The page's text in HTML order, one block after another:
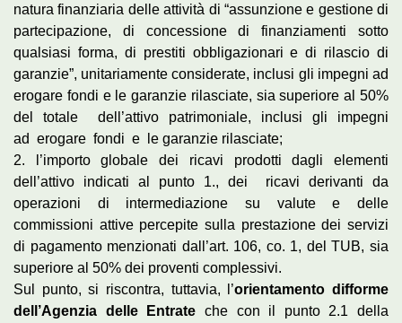
natura finanziaria delle attività di “assunzione e gestione di
partecipazione, di concessione di finanziamenti sotto
qualsiasi forma, di prestiti obbligazionari e di rilascio di
garanzie”, unitariamente considerate, inclusi gli impegni ad
erogare fondi e le garanzie rilasciate, sia superiore al 50%
del totale dell’attivo patrimoniale, inclusi gli impegni
ad erogare fondi e le garanzie rilasciate;
2. l’importo globale dei ricavi prodotti dagli elementi
dell’attivo indicati al punto 1., dei ricavi derivanti da
operazioni di intermediazione su valute e delle
commissioni attive percepite sulla prestazione dei servizi
di pagamento menzionati dall’art. 106, co. 1, del TUB, sia
superiore al 50% dei proventi complessivi.
Sul punto, si riscontra, tuttavia, l’orientamento difforme
dell’Agenzia delle Entrate che con il punto 2.1 della